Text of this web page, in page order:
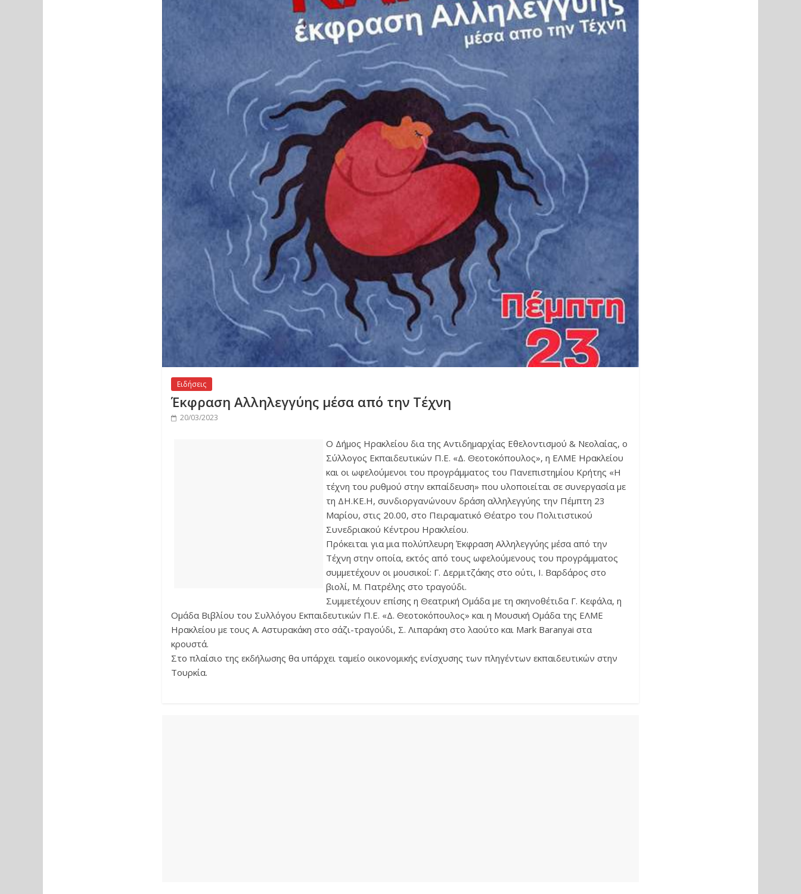
Ειδήσεις
Έκφραση Αλληλεγγύης μέσα από την Τέχνη
20/03/2023
Ο Δήμος Ηρακλείου δια της Αντιδημαρχίας Εθελοντισμού & Νεολαίας, ο
Σύλλογος Εκπαιδευτικών Π.Ε. «Δ. Θεοτοκόπουλος», η ΕΛΜΕ Ηρακλείου
και οι ωφελούμενοι του προγράμματος του Πανεπιστημίου Κρήτης «Η
τέχνη του ρυθμού στην εκπαίδευση» που υλοποιείται σε συνεργασία με
τη ΔΗ.ΚΕ.Η, συνδιοργανώνουν δράση αλληλεγγύης την Πέμπτη 23
Μαρίου, στις 20.00, στο Πειραματικό Θέατρο του Πολιτιστικού
Συνεδριακού Κέντρου Ηρακλείου.
Πρόκειται για μια πολύπλευρη Έκφραση Αλληλεγγύης μέσα από την
Τέχνη στην οποία, εκτός από τους ωφελούμενους του προγράμματος
συμμετέχουν οι μουσικοί: Γ. Δερμιτζάκης στο ούτι, Ι. Βαρδάρος στο
βιολί, Μ. Πατρέλης στο τραγούδι.
Συμμετέχουν επίσης η Θεατρική Ομάδα με τη σκηνοθέτιδα Γ. Κεφάλα, η
Ομάδα Βιβλίου του Συλλόγου Εκπαιδευτικών Π.Ε. «Δ. Θεοτοκόπουλος» και η Μουσική Ομάδα της ΕΛΜΕ
Ηρακλείου με τους Α. Αστυρακάκη στο σάζι-τραγούδι, Σ. Λιπαράκη στο λαούτο και Mark Baranyai στα
κρουστά.
Στο πλαίσιο της εκδήλωσης θα υπάρχει ταμείο οικονομικής ενίσχυσης των πληγέντων εκπαιδευτικών στην
Τουρκία.